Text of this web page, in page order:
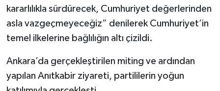
kararlılıkla sürdürecek, Cumhuriyet değerlerinden
asla vazgeçmeyeceğiz” denilerek Cumhuriyet’in
temel ilkelerine bağlılığın altı çizildi.
Ankara’da gerçekleştirilen miting ve ardından
yapılan Anıtkabir ziyareti, partililerin yoğun